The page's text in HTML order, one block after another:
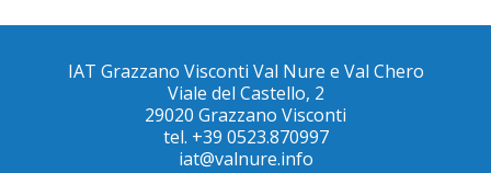
IAT Grazzano Visconti Val Nure e Val Chero
Viale del Castello, 2
29020 Grazzano Visconti
tel. +39 0523.870997
iat@valnure.info